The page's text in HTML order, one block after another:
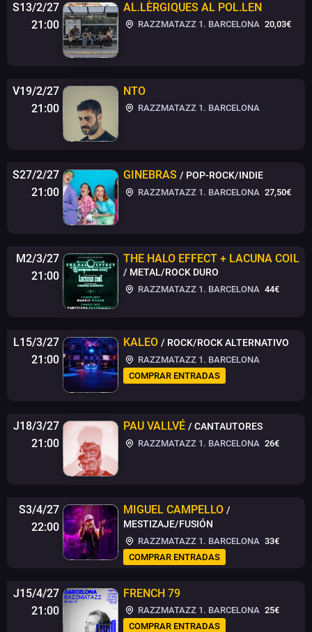
S13/2/27
21:00
AL.LÈRGIQUES AL POL.LEN
RAZZMATAZZ 1. BARCELONA 20,03€
V19/2/27
21:00
NTO
RAZZMATAZZ 1. BARCELONA
S27/2/27
21:00
GINEBRAS / POP-ROCK/INDIE
RAZZMATAZZ 1. BARCELONA 27,50€
M2/3/27
21:00
THE HALO EFFECT + LACUNA COIL
/ METAL/ROCK DURO
RAZZMATAZZ 1. BARCELONA 44€
L15/3/27
21:00
KALEO / ROCK/ROCK ALTERNATIVO
RAZZMATAZZ 1. BARCELONA
COMPRAR ENTRADAS
J18/3/27
21:00
PAU VALLVÉ / CANTAUTORES
RAZZMATAZZ 1. BARCELONA 26€
S3/4/27
22:00
MIGUEL CAMPELLO /
MESTIZAJE/FUSIÓN
RAZZMATAZZ 1. BARCELONA 33€
COMPRAR ENTRADAS
J15/4/27
21:00
FRENCH 79
RAZZMATAZZ 1. BARCELONA 25€
COMPRAR ENTRADAS